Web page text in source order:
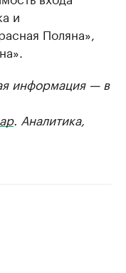
и
Поляна»,
информация — в
. Аналитика,